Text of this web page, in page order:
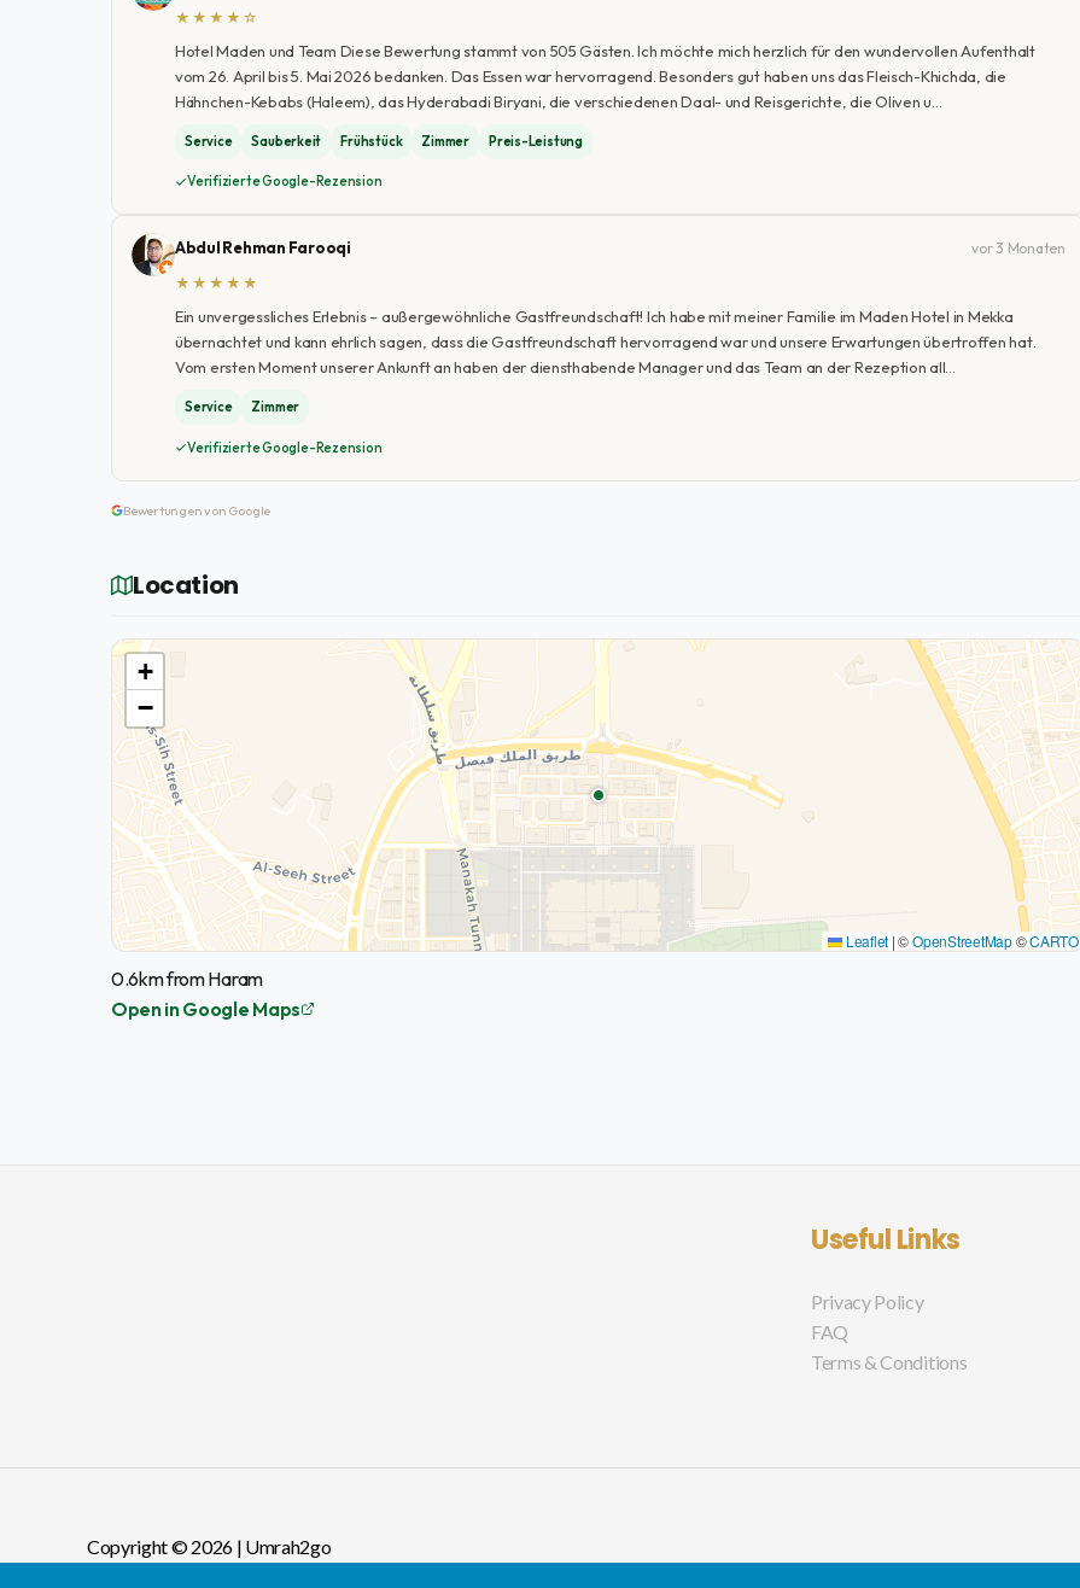
★★★★☆
Hotel Maden und Team Diese Bewertung stammt von 505 Gästen. Ich möchte mich herzlich für den wundervollen Aufenthalt
vom 26. April bis 5. Mai 2026 bedanken. Das Essen war hervorragend. Besonders gut haben uns das Fleisch-Khichda, die
Hähnchen-Kebabs (Haleem), das Hyderabadi Biryani, die verschiedenen Daal- und Reisgerichte, die Oliven u…
Service Sauberkeit Frühstück Zimmer Preis-Leistung
Verifizierte Google-Rezension
Abdul Rehman Farooqi
vor 3 Monaten
★★★★★
Ein unvergessliches Erlebnis – außergewöhnliche Gastfreundschaft! Ich habe mit meiner Familie im Maden Hotel in Mekka
übernachtet und kann ehrlich sagen, dass die Gastfreundschaft hervorragend war und unsere Erwartungen übertroffen hat.
Vom ersten Moment unserer Ankunft an haben der diensthabende Manager und das Team an der Rezeption all…
Service Zimmer
Verifizierte Google-Rezension
Bewertungen von Google
Location
+
−
Leaflet |©OpenStreetMap©CARTO
0.6km from Haram
Open in Google Maps
Useful Links
Privacy Policy
FAQ
Terms & Conditions
Copyright © 2026 | Umrah2go